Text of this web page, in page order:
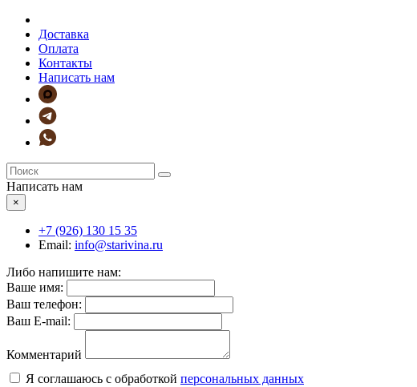
Доставка
Оплата
Контакты
Написать нам
Написать нам
×
+7 (926) 130 15 35
Email: info@starivina.ru
Либо напишите нам:
Ваше имя:
Ваш телефон:
Ваш E-mail:
Комментарий
Я соглашаюсь с обработкой персональных данных